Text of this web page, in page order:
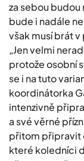
za sebou
bude i nadále
však musí brát
„Jen velmi
protože osobní
se i na tuto
koordinátorka
intenzivně
a své věrné
přitom připravit
které koledníci